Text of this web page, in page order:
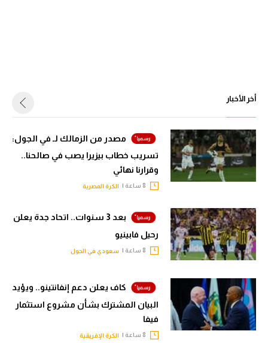
أخر الأخبار
مصدر من الزمالك لـ في الجول:
تسريب خطاب بيزيرا يصب في صالحنا..
وقرارنا نهائي
الكرة المصرية
بعد 3 سنوات.. اتحاد جدة يعلن
رحيل فابينيو
سعودي في الجول
كاف يعلن دعم إنفانتينو.. ويؤيد
البيان المشترك بشأن مشروع استثمار
فيفا
الكرة الإفريقية